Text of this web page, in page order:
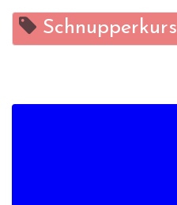
Schnupperkurs